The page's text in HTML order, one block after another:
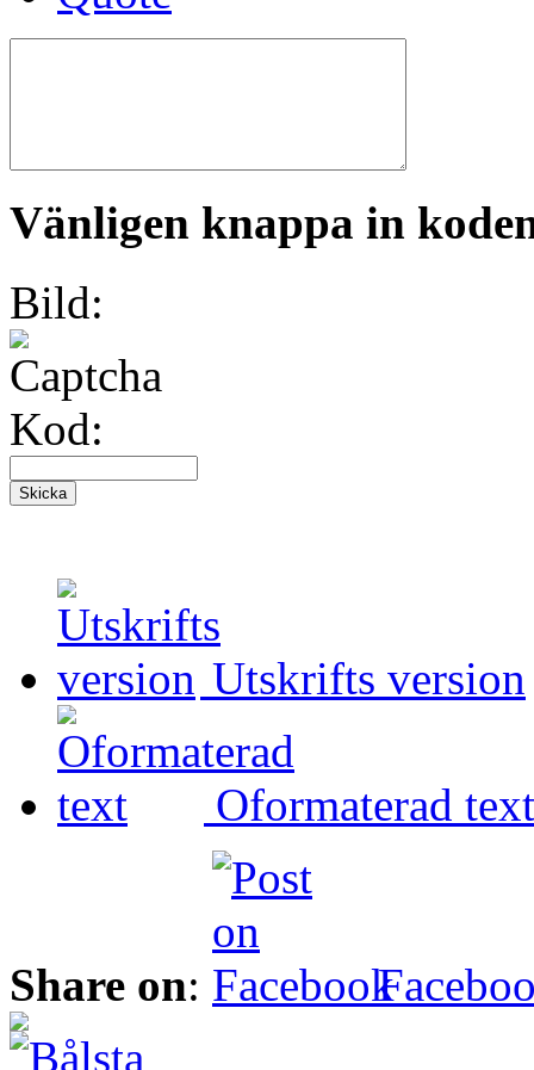
Vänligen knappa in
Bild:
Kod:
Utskrifts version
Oformaterad text
Share on: